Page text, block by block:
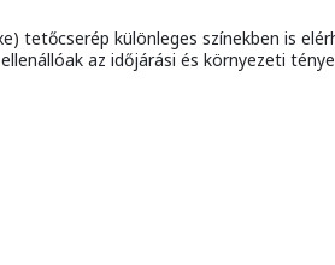
tetőcserép különleges színekben is
az időjárási és környezeti